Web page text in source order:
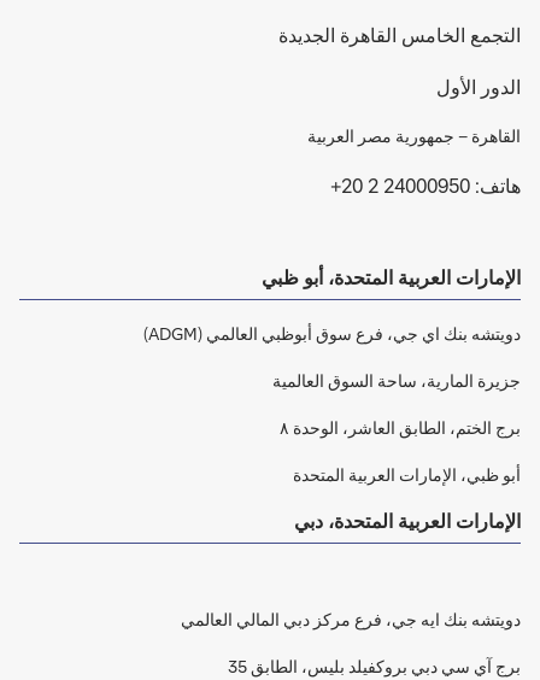
التجمع الخامس القاهرة الجديدة
الدور الأول
القاهرة – جمهورية مصر العربية
هاتف: 24000950 20 2+
الإمارات العربية المتحدة، أبو ظبي
دويتشه بنك اي جي، فرع سوق أبوظبي العالمي (ADGM)
جزيرة المارية، ساحة السوق العالمية
برج الختم، الطابق العاشر، الوحدة ٨
أبو ظبي، الإمارات العربية المتحدة
الإمارات العربية المتحدة، دبي
دويتشه بنك ايه جي، فرع مركز دبي المالي العالمي
برج آي سي دبي بروكفيلد بليس، الطابق 35